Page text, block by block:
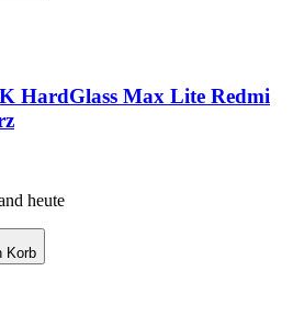
HardGlass Max Lite Redmi
heute
Korb